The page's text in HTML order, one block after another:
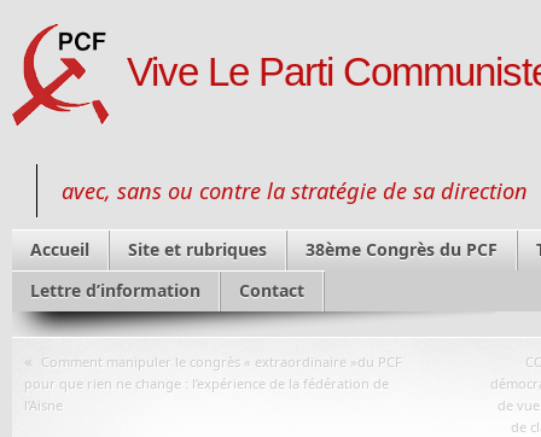
Vive Le Parti
avec, sans ou contre la stratégie de sa direction
Accueil Site et rubriques 38ème Congrès du PCF
Lettre d’information
Contact
« Comment manipuler le congrès « extraordinaire »du PCF
pour que rien ne change : l’expérience de la fédération de
l’Aisne
de
de